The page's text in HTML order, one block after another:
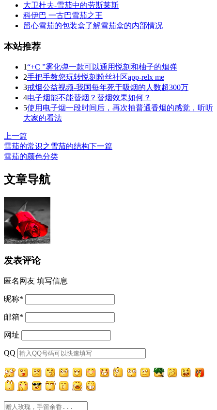
大卫杜夫-雪茄中的劳斯莱斯
科伊巴 一古巴雪茄之王
留心雪茄的包装盒了解雪茄盒的内部情况
本站推荐
1“+C ”雾化弹一款可以通用悦刻和柚子的烟弹
2手把手教您玩转悦刻粉丝社区app-relx me
3戒烟公益视频-我国每年死于吸烟的人数超300万
4电子烟能不能替烟？替烟效果如何？
5使用电子烟一段时间后，再次抽普通香烟的感觉，听听
大家的看法
上一篇
雪茄的常识之雪茄的结构下一篇
雪茄的颜色分类
文章导航
发表评论
匿名网友 填写信息
昵称*
邮箱*
网址
QQ